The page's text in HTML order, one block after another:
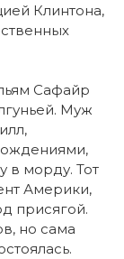
Клинтона,
Сафайр
Муж
в морду. Тот
Америки,
присягой.
но сама